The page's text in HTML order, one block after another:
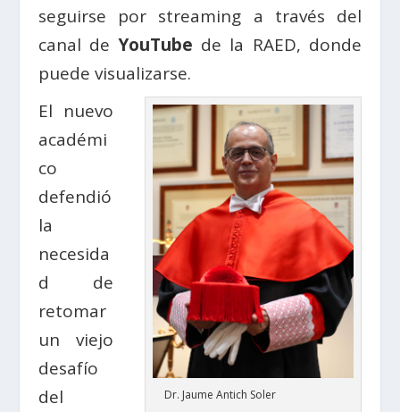
seguirse por streaming a través del
canal deYouTube de la RAED, donde
puede visualizarse.
Dr. Jaume Antich Soler
El nuevo
académi
co
defendió
la
necesida
d de
retomar
un viejo
desafío
del